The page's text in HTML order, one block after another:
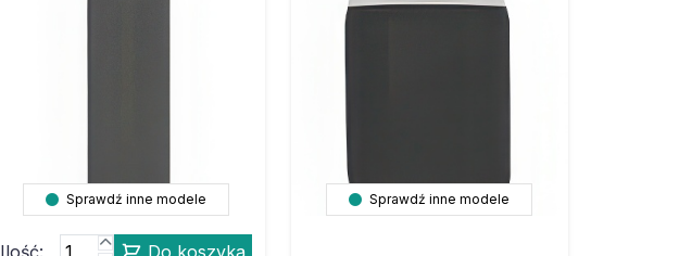
Sprawdź inne modele
Ilość: Do koszyka
Sprawdź inne modele